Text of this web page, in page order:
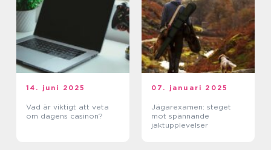
14. juni 2025
Vad är viktigt att veta
om dagens casinon?
07. januari 2025
Jägarexamen: steget
mot spännande
jaktupplevelser